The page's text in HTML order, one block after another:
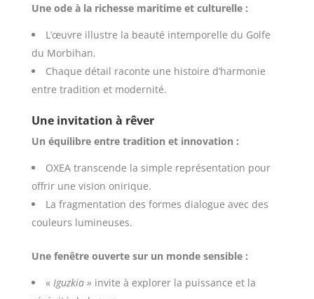
Une ode à la richesse maritime et culturelle :
L’œuvre illustre la beauté intemporelle du Golfe
du Morbihan.
Chaque détail raconte une histoire d’harmonie
entre tradition et modernité.
Une invitation à rêver
Un équilibre entre tradition et innovation :
OXEA transcende la simple représentation pour
offrir une vision onirique.
La fragmentation des formes dialogue avec des
couleurs lumineuses.
Une fenêtre ouverte sur un monde sensible :
« Iguzkia » invite à explorer la puissance et la